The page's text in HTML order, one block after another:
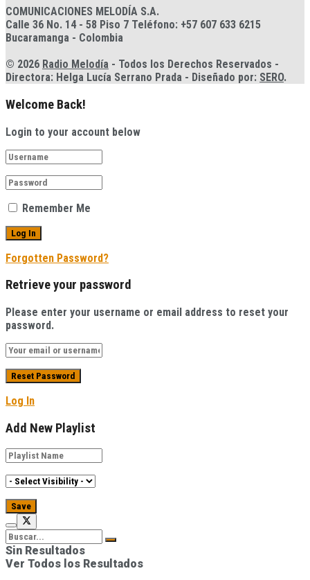
COMUNICACIONES MELODÍA S.A.
Calle 36 No. 14 - 58 Piso 7 Teléfono: +57 607 633 6215
Bucaramanga - Colombia
© 2026 Radio Melodía - Todos los Derechos Reservados -
Directora: Helga Lucía Serrano Prada - Diseñado por: SERO.
Welcome Back!
Login to your account below
Remember Me
Forgotten Password?
Retrieve your password
Please enter your username or email address to reset your
password.
Log In
Add New Playlist
Sin Resultados
Ver Todos los Resultados